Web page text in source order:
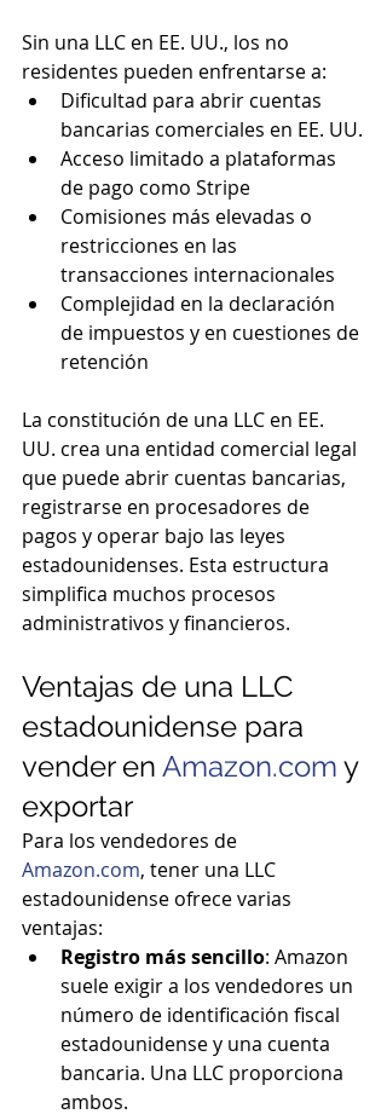
Sin una LLC en EE. UU., los no
residentes pueden enfrentarse a:
Dificultad para abrir cuentas
bancarias comerciales en EE. UU.
Acceso limitado a plataformas
de pago como Stripe
Comisiones más elevadas o
restricciones en las
transacciones internacionales
Complejidad en la declaración
de impuestos y en cuestiones de
retención
La constitución de una LLC en EE.
UU. crea una entidad comercial legal
que puede abrir cuentas bancarias,
registrarse en procesadores de
pagos y operar bajo las leyes
estadounidenses. Esta estructura
simplifica muchos procesos
administrativos y financieros.
Ventajas de una LLC
estadounidense para
vender en Amazon.com y
exportar
Para los vendedores de
Amazon.com, tener una LLC
estadounidense ofrece varias
ventajas:
Registro más sencillo: Amazon
suele exigir a los vendedores un
número de identificación fiscal
estadounidense y una cuenta
bancaria. Una LLC proporciona
ambos.